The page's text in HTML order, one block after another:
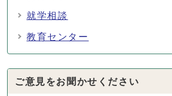
就学相談
教育センター
ご意見をお聞かせください